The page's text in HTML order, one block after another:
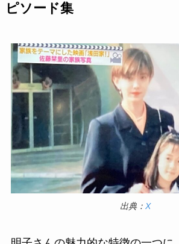
ピソード集
出典： X